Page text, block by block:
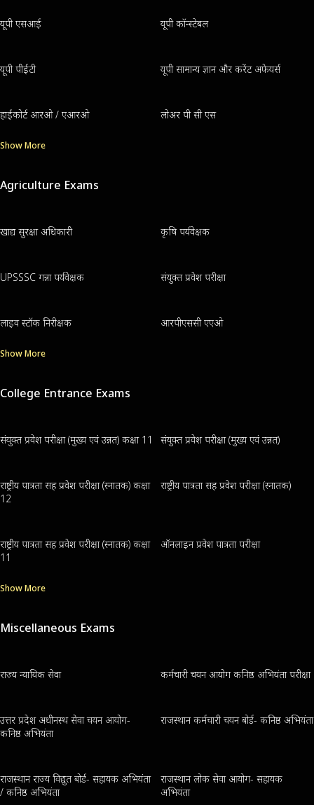
यूपी एसआई यूपी कॉन्स्टेबल
यूपी पीईटी यूपी सामान्य ज्ञान और करेंट अफेयर्स
हाईकोर्ट आरओ / एआरओ लोअर पी सी एस
Show More
Agriculture Exams
खाद्य सुरक्षा अधिकारी कृषि पर्यवेक्षक
UPSSSC गन्ना पर्यवेक्षक संयुक्त प्रवेश परीक्षा
लाइव स्टॉक निरीक्षक आरपीएससी एएओ
Show More
College Entrance Exams
संयुक्त प्रवेश परीक्षा (मुख्य एवं उन्नत) कक्षा 11 संयुक्त प्रवेश परीक्षा (मुख्य एवं उन्नत)
राष्ट्रीय पात्रता सह प्रवेश परीक्षा (स्नातक) कक्षा
12
राष्ट्रीय पात्रता सह प्रवेश परीक्षा (स्नातक)
राष्ट्रीय पात्रता सह प्रवेश परीक्षा (स्नातक) कक्षा
11
ऑनलाइन प्रवेश पात्रता परीक्षा
Show More
Miscellaneous Exams
राज्य न्यायिक सेवा कर्मचारी चयन आयोग कनिष्ठ अभियंता परीक्षा
उत्तर प्रदेश अधीनस्थ सेवा चयन आयोग-
कनिष्ठ अभियंता
राजस्थान कर्मचारी चयन बोर्ड- कनिष्ठ अभियंता
राजस्थान राज्य विद्युत बोर्ड- सहायक अभियंता
/ कनिष्ठ अभियंता
राजस्थान लोक सेवा आयोग- सहायक
अभियंता